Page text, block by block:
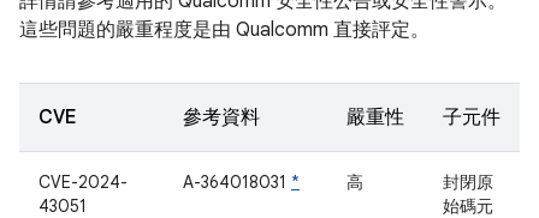
這些問題的嚴重程度是由 Qualcomm 直接評定。
CVE 參考資料 嚴重性 子元件
CVE-2024-
43051
A-364018031 * 高
封閉原
始碼元